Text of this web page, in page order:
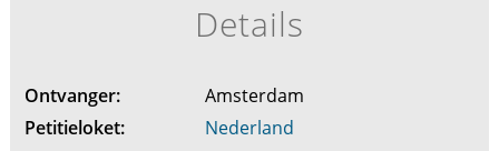
Details
Ontvanger:
Amsterdam
Petitieloket:
Nederland